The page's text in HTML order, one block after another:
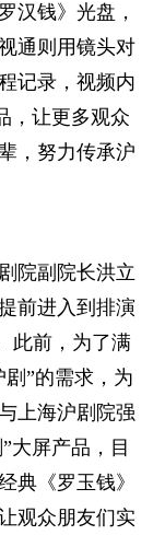
汉钱》光盘，
通则用镜头对
记录，视频内
，让更多观众
，努力传承沪
院副院长洪立
前进入到排演
此前，为了满
”的需求，为
上海沪剧院强
大屏产品，目
典《罗玉钱》
观众朋友们实